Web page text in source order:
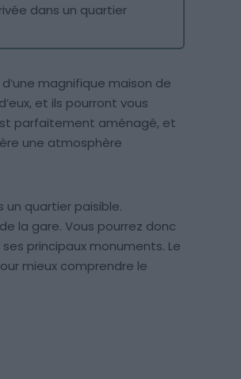
dans un quartier
magnifique maison de
et ils pourront vous
parfaitement aménagé, et
une atmosphère
un quartier paisible.
la gare. Vous pourrez donc
principaux monuments. Le
mieux comprendre le